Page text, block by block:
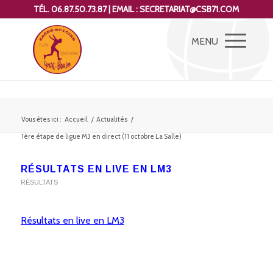
TÉL. 06.87.50.73.87 | EMAIL : SECRETARIAT@CSB71.COM
Vous êtes ici : Accueil / Actualités /
1ère étape de ligue M3 en direct (11 octobre La Salle)
RÉSULTATS EN LIVE EN LM3
RÉSULTATS
Résultats en live en LM3